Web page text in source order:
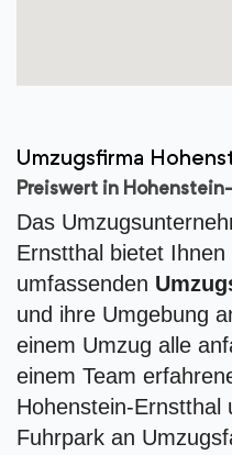
Umzugsfirma
Preiswert in
Das
Ernstthal bietet
umfassenden
und ihre Umgebung
einem Umzug alle
einem Team
Hohenstein-Ernstthal
Fuhrpark an